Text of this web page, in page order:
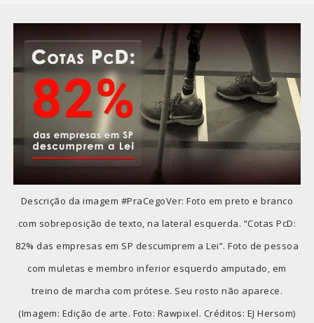
Descrição da imagem #PraCegoVer: Foto em preto e branco
com sobreposição de texto, na lateral esquerda. “Cotas PcD:
82% das empresas em SP descumprem a Lei”. Foto de pessoa
com muletas e membro inferior esquerdo amputado, em
treino de marcha com prótese. Seu rosto não aparece.
(Imagem: Edição de arte. Foto: Rawpixel. Créditos: EJ Hersom)